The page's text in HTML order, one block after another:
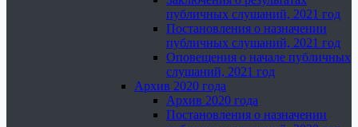
публичных слушаний, 2021 год
Постановления о назначении
публичных слушаний, 2021 год
Оповещения о начале публичных
слушаний, 2021 год
Архив 2020 года
Архив 2020 года
Постановления о назначении